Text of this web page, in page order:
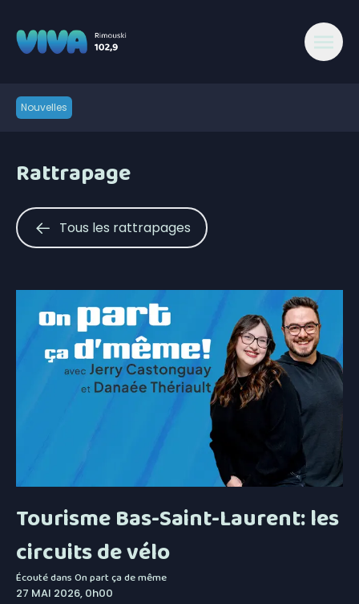
Nouvelles
Rattrapage
Tous les rattrapages
Tourisme Bas-Saint-Laurent: les
circuits de vélo
Écouté dansOn part ça de même
27 MAI 2026, 0h00